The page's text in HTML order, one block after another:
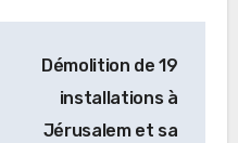
Démolition de 19
installations à
Jérusalem et sa